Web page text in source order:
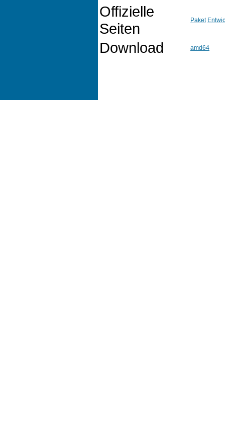
Offizielle
Seiten
Paket
Download amd64